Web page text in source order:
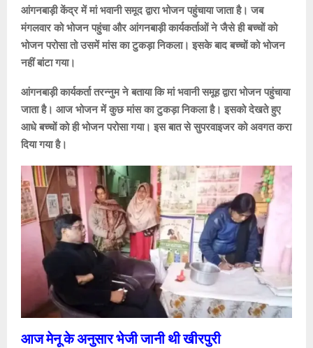
आंगनबाड़ी केंद्र में मां भवानी समूद द्वारा भोजन पहुंचाया जाता है। जब
मंगलवार को भोजन पहुंचा और आंगनबाड़ी कार्यकर्ताओं ने जैसे ही बच्चों को
भोजन परोसा तो उसमें मांस का टुकड़ा निकला। इसके बाद बच्चों को भोजन
नहीं बांटा गया।
आंगनबाड़ी कार्यकर्ता तरन्नुम ने बताया कि मां भवानी समूह द्वारा भोजन पहुंचाया
जाता है। आज भोजन में कुछ मांस का टुकड़ा निकला है। इसको देखते हुए
आधे बच्चों को ही भोजन परोसा गया। इस बात से सुपरवाइजर को अवगत करा
दिया गया है।
आज मेनू के अनुसार भेजी जानी थी खीरपुरी